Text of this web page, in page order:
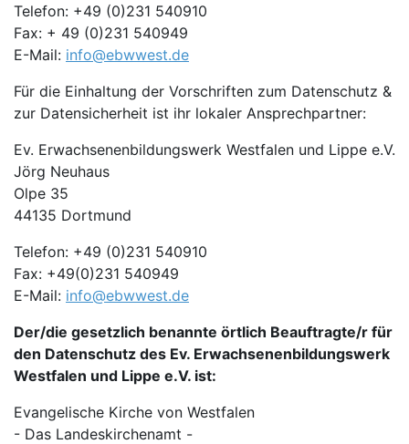
Telefon: +49 (0)231 540910
Fax: + 49 (0)231 540949
E-Mail: info@ebwwest.de
Für die Einhaltung der Vorschriften zum Datenschutz &
zur Datensicherheit ist ihr lokaler Ansprechpartner:
Ev. Erwachsenenbildungswerk Westfalen und Lippe e.V.
Jörg Neuhaus
Olpe 35
44135 Dortmund
Telefon: +49 (0)231 540910
Fax: +49(0)231 540949
E-Mail: info@ebwwest.de
Der/die gesetzlich benannte örtlich Beauftragte/r für
den Datenschutz des Ev. Erwachsenenbildungswerk
Westfalen und Lippe e.V. ist:
Evangelische Kirche von Westfalen
- Das Landeskirchenamt -